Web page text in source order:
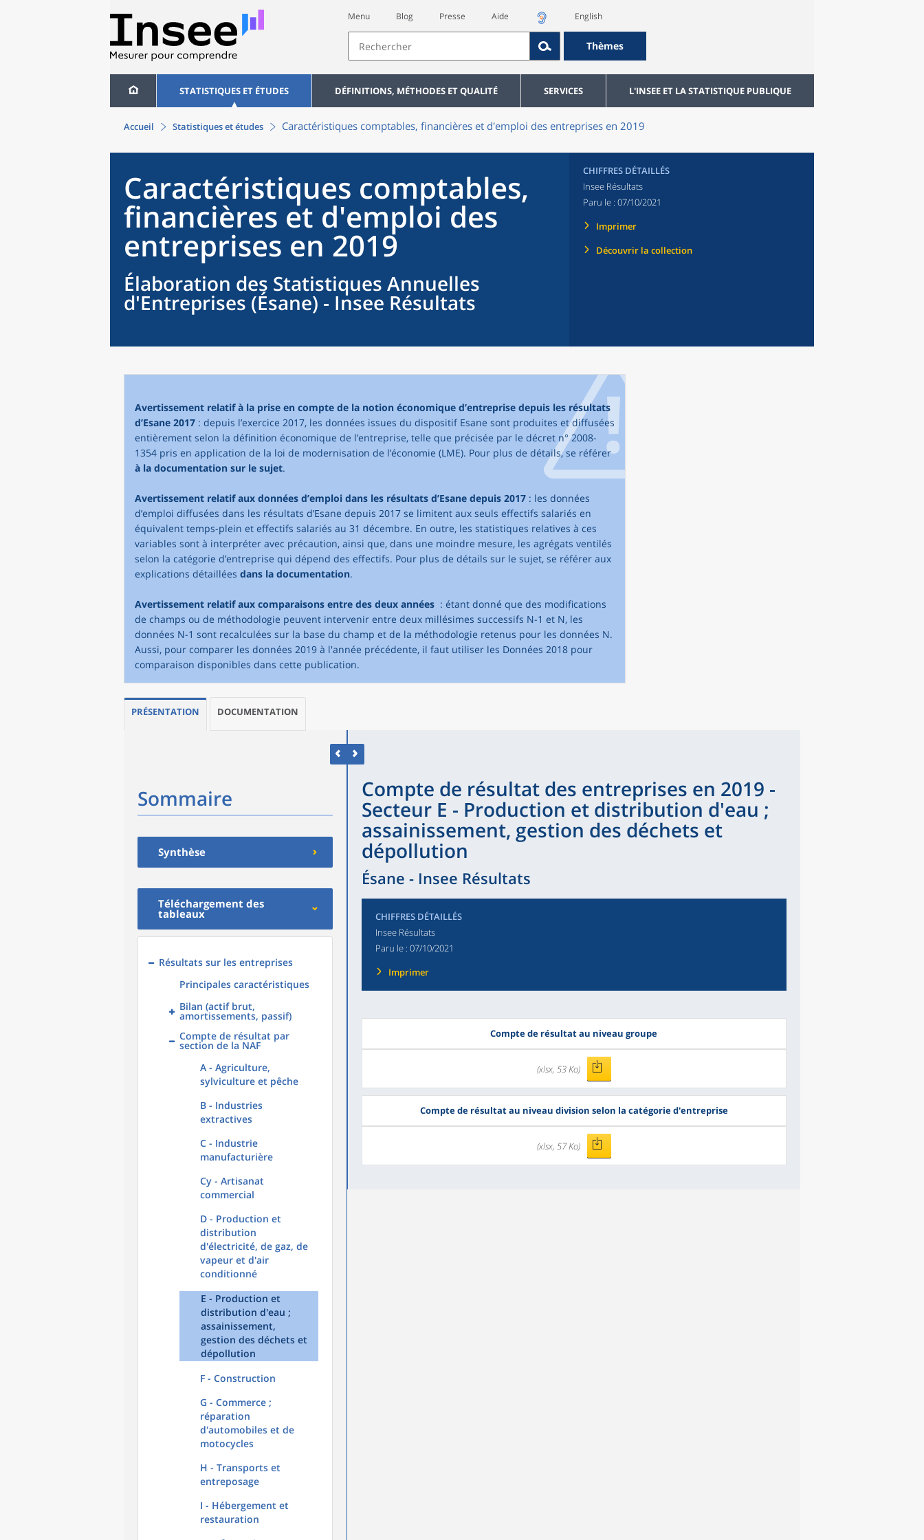
Menu Blog Presse Aide English
Thèmes
STATISTIQUES ET ÉTUDES DÉFINITIONS, MÉTHODES ET QUALITÉ SERVICES L'INSEE ET LA STATISTIQUE PUBLIQUE
Accueil Statistiques et études Caractéristiques comptables, financières et d'emploi des entreprises en 2019
Caractéristiques comptables,
financières et d'emploi des
entreprises en 2019
Élaboration des Statistiques Annuelles
d'Entreprises (Ésane) - Insee Résultats
CHIFFRES DÉTAILLÉS
Insee Résultats
Paru le : 07/10/2021
Imprimer
Découvrir la collection
Avertissement relatif à la prise en compte de la notion économique d’entreprise depuis les résultats
d’Esane 2017 : depuis l’exercice 2017, les données issues du dispositif Esane sont produites et diffusées
entièrement selon la définition économique de l’entreprise, telle que précisée par le décret n° 2008-
1354 pris en application de la loi de modernisation de l’économie (LME). Pour plus de détails, se référer
à la documentation sur le sujet.
Avertissement relatif aux données d’emploi dans les résultats d’Esane depuis 2017 : les données
d’emploi diffusées dans les résultats d’Esane depuis 2017 se limitent aux seuls effectifs salariés en
équivalent temps-plein et effectifs salariés au 31 décembre. En outre, les statistiques relatives à ces
variables sont à interpréter avec précaution, ainsi que, dans une moindre mesure, les agrégats ventilés
selon la catégorie d’entreprise qui dépend des effectifs. Pour plus de détails sur le sujet, se référer aux
explications détaillées dans la documentation.
Avertissement relatif aux comparaisons entre des deux années : étant donné que des modifications
de champs ou de méthodologie peuvent intervenir entre deux millésimes successifs N-1 et N, les
données N-1 sont recalculées sur la base du champ et de la méthodologie retenus pour les données N.
Aussi, pour comparer les données 2019 à l'année précédente, il faut utiliser les Données 2018 pour
comparaison disponibles dans cette publication.
PRÉSENTATION DOCUMENTATION
Sommaire
Synthèse
Téléchargement des
tableaux
Résultats sur les entreprises
Principales caractéristiques
Bilan (actif brut,
amortissements, passif)
Compte de résultat par
section de la NAF
A - Agriculture,
sylviculture et pêche
B - Industries
extractives
C - Industrie
manufacturière
Cy - Artisanat
commercial
D - Production et
distribution
d'électricité, de gaz, de
vapeur et d'air
conditionné
E - Production et
distribution d'eau ;
assainissement,
gestion des déchets et
dépollution
F - Construction
G - Commerce ;
réparation
d'automobiles et de
motocycles
H - Transports et
entreposage
I - Hébergement et
restauration
Compte de résultat des entreprises en 2019 -
Secteur E - Production et distribution d'eau ;
assainissement, gestion des déchets et
dépollution
Ésane - Insee Résultats
CHIFFRES DÉTAILLÉS
Insee Résultats
Paru le : 07/10/2021
Imprimer
Compte de résultat au niveau groupe
(xlsx, 53 Ko)
Compte de résultat au niveau division selon la catégorie d'entreprise
(xlsx, 57 Ko)